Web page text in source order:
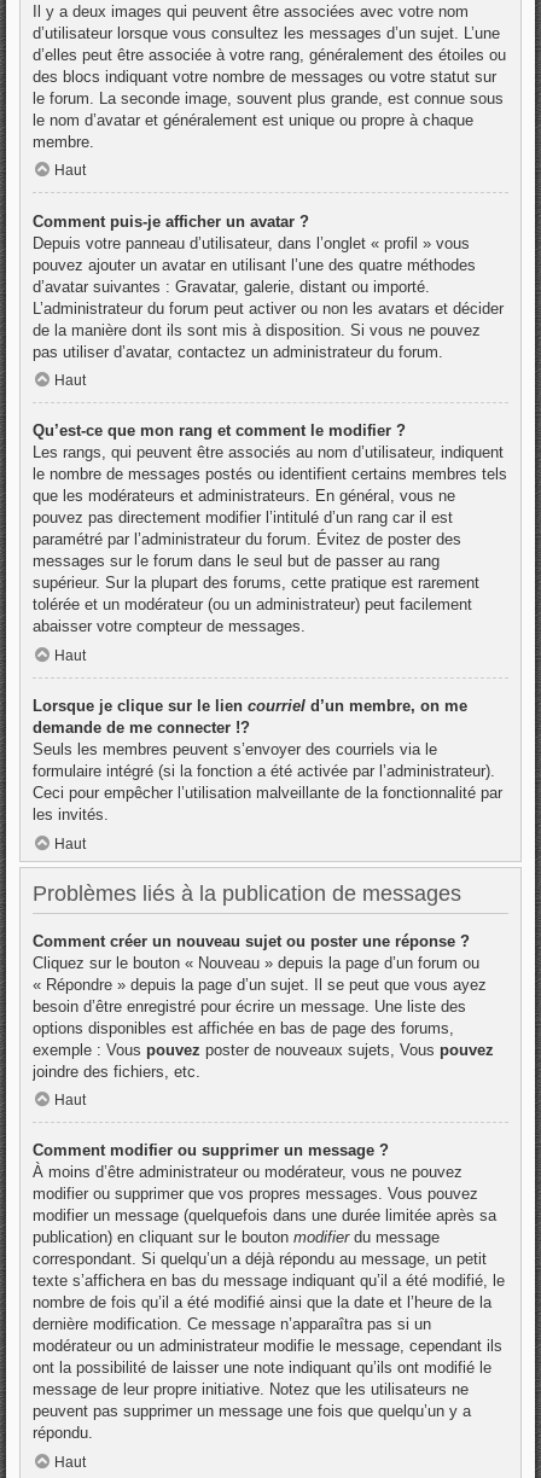
Il y a deux images qui peuvent être associées avec votre nom
d’utilisateur lorsque vous consultez les messages d’un sujet. L’une
d’elles peut être associée à votre rang, généralement des étoiles ou
des blocs indiquant votre nombre de messages ou votre statut sur
le forum. La seconde image, souvent plus grande, est connue sous
le nom d’avatar et généralement est unique ou propre à chaque
membre.
Haut
Comment puis-je afficher un avatar ?
Depuis votre panneau d’utilisateur, dans l’onglet « profil » vous
pouvez ajouter un avatar en utilisant l’une des quatre méthodes
d’avatar suivantes : Gravatar, galerie, distant ou importé.
L’administrateur du forum peut activer ou non les avatars et décider
de la manière dont ils sont mis à disposition. Si vous ne pouvez
pas utiliser d’avatar, contactez un administrateur du forum.
Haut
Qu’est-ce que mon rang et comment le modifier ?
Les rangs, qui peuvent être associés au nom d’utilisateur, indiquent
le nombre de messages postés ou identifient certains membres tels
que les modérateurs et administrateurs. En général, vous ne
pouvez pas directement modifier l’intitulé d’un rang car il est
paramétré par l’administrateur du forum. Évitez de poster des
messages sur le forum dans le seul but de passer au rang
supérieur. Sur la plupart des forums, cette pratique est rarement
tolérée et un modérateur (ou un administrateur) peut facilement
abaisser votre compteur de messages.
Haut
Lorsque je clique sur le lien courriel d’un membre, on me
demande de me connecter !?
Seuls les membres peuvent s’envoyer des courriels via le
formulaire intégré (si la fonction a été activée par l’administrateur).
Ceci pour empêcher l’utilisation malveillante de la fonctionnalité par
les invités.
Haut
Problèmes liés à la publication de messages
Comment créer un nouveau sujet ou poster une réponse ?
Cliquez sur le bouton « Nouveau » depuis la page d’un forum ou
« Répondre » depuis la page d’un sujet. Il se peut que vous ayez
besoin d’être enregistré pour écrire un message. Une liste des
options disponibles est affichée en bas de page des forums,
exemple : Vous pouvez poster de nouveaux sujets, Vous pouvez
joindre des fichiers, etc.
Haut
Comment modifier ou supprimer un message ?
À moins d’être administrateur ou modérateur, vous ne pouvez
modifier ou supprimer que vos propres messages. Vous pouvez
modifier un message (quelquefois dans une durée limitée après sa
publication) en cliquant sur le bouton modifierdu message
correspondant. Si quelqu’un a déjà répondu au message, un petit
texte s’affichera en bas du message indiquant qu’il a été modifié, le
nombre de fois qu’il a été modifié ainsi que la date et l’heure de la
dernière modification. Ce message n’apparaîtra pas si un
modérateur ou un administrateur modifie le message, cependant ils
ont la possibilité de laisser une note indiquant qu’ils ont modifié le
message de leur propre initiative. Notez que les utilisateurs ne
peuvent pas supprimer un message une fois que quelqu’un y a
répondu.
Haut